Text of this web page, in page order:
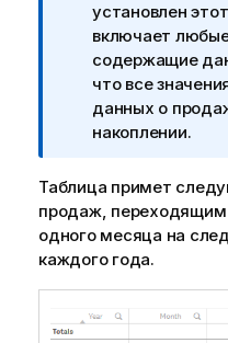
м
е
ч
а
н
и
к
и
н
ф
м
установлен
включает
содержащие
что все
данных о
накоплении.
Таблица примет
продаж, переходящим
одного месяца на
каждого года.